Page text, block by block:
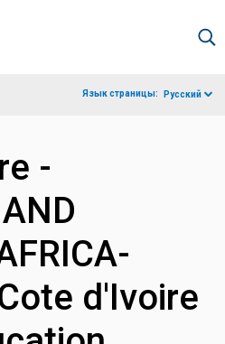
Язык страницы: Русский
-
d'Ivoire